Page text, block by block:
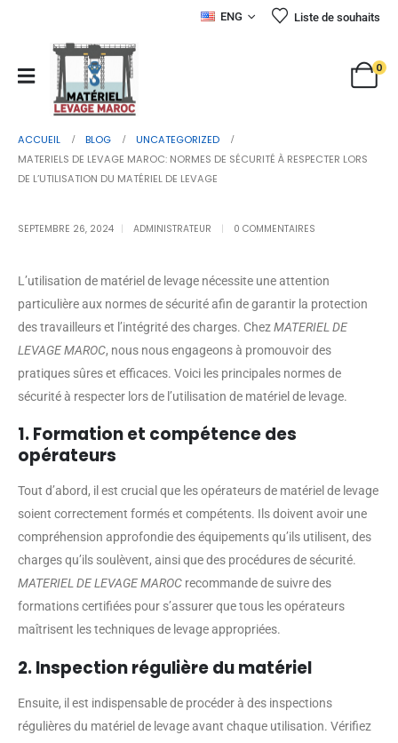
ENG Liste de souhaits
0
ACCUEIL BLOG
UNCATEGORIZED
MATERIELS DE LEVAGE MAROC: NORMES DE SÉCURITÉ À RESPECTER LORS
DE L’UTILISATION DU MATÉRIEL DE LEVAGE
SEPTEMBRE 26, 2024 ADMINISTRATEUR 0 COMMENTAIRES
L’utilisation de matériel de levage nécessite une attention
particulière aux normes de sécurité afin de garantir la protection
des travailleurs et l’intégrité des charges. ChezMATERIEL DE
LEVAGE MAROC, nous nous engageons à promouvoir des
pratiques sûres et efficaces. Voici les principales normes de
sécurité à respecter lors de l’utilisation de matériel de levage.
1. Formation et compétence des
opérateurs
Tout d’abord, il est crucial que les opérateurs de matériel de levage
soient correctement formés et compétents. Ils doivent avoir une
compréhension approfondie des équipements qu’ils utilisent, des
charges qu’ils soulèvent, ainsi que des procédures de sécurité.
MATERIEL DE LEVAGE MAROC recommande de suivre des
formations certifiées pour s’assurer que tous les opérateurs
maîtrisent les techniques de levage appropriées.
2. Inspection régulière du matériel
Ensuite, il est indispensable de procéder à des inspections
régulières du matériel de levage avant chaque utilisation. Vérifiez